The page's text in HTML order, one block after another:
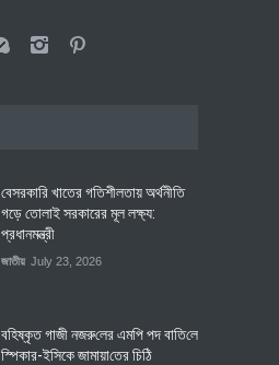
বেসরকারি খাতের গতিশীলতায় অর্থনীতি
গড়ে তোলাই সরকারের মূল লক্ষ্য:
প্রধানমন্ত্রী
জাতীয় July 23, 2026
বহিষ্কৃত গাজী নজরু‌লের এম‌পি পদ বা‌তি‌লে
স্পিকার-ইসিকে জামায়া‌তের চি‌ঠি